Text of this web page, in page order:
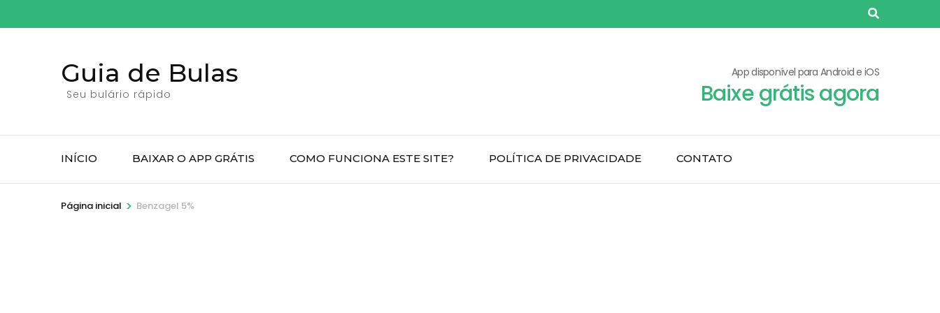
para
Guia de Bulas
Seu bulário rápido
App disponível para Android e iOS
Baixe grátis agora
INÍCIO BAIXAR O APP GRÁTIS COMO FUNCIONA ESTE SITE? POLÍTICA DE PRIVACIDADE CONTATO
Página inicial > Benzagel 5%